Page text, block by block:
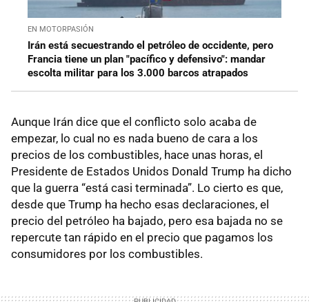
EN MOTORPASIÓN
Irán está secuestrando el petróleo de occidente, pero
Francia tiene un plan "pacífico y defensivo": mandar
escolta militar para los 3.000 barcos atrapados
Aunque Irán dice que el conflicto solo acaba de
empezar, lo cual no es nada bueno de cara a los
precios de los combustibles, hace unas horas, el
Presidente de Estados Unidos Donald Trump ha dicho
que la guerra “está casi terminada”. Lo cierto es que,
desde que Trump ha hecho esas declaraciones, el
precio del petróleo ha bajado, pero esa bajada no se
repercute tan rápido en el precio que pagamos los
consumidores por los combustibles.